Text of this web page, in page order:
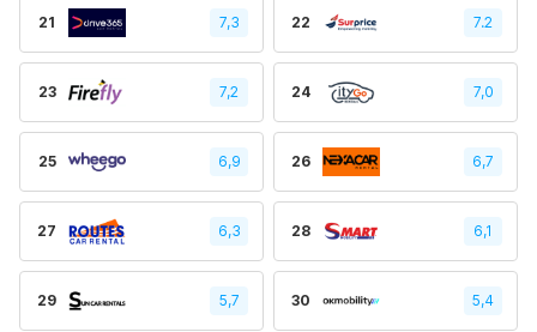
21 7,3 22 7.2
23 7,2 24 7,0
25 6,9 26 6,7
27 6,3 28 6,1
29 5,7 30 5,4